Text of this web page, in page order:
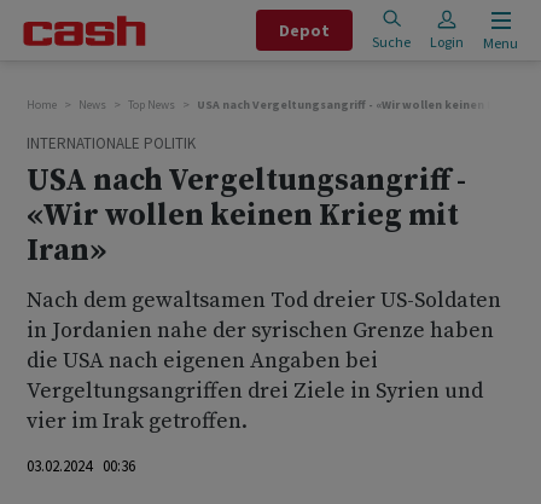
Depot
Suche Login Menu
Home News Top News USA nach Vergeltungsangriff - «Wir wollen keinen Krieg
INTERNATIONALE POLITIK
USA nach Vergeltungsangriff -
«Wir wollen keinen Krieg mit
Iran»
Nach dem gewaltsamen Tod dreier US-Soldaten
in Jordanien nahe der syrischen Grenze haben
die USA nach eigenen Angaben bei
Vergeltungsangriffen drei Ziele in Syrien und
vier im Irak getroffen.
03.02.2024 00:36